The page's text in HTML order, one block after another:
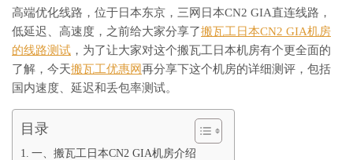
高端优化线路，位于日本东京，三网日本CN2 GIA直连线路，
低延迟、高速度，之前给大家分享了搬瓦工日本CN2 GIA机房
的线路测试 ，为了让大家对这个搬瓦工日本机房有个更全面的
了解，今天搬瓦工优惠网再分享下这个机房的详细测评，包括
国内速度、延迟和丢包率测试。
目录
一、搬瓦工日本CN2 GIA机房介绍